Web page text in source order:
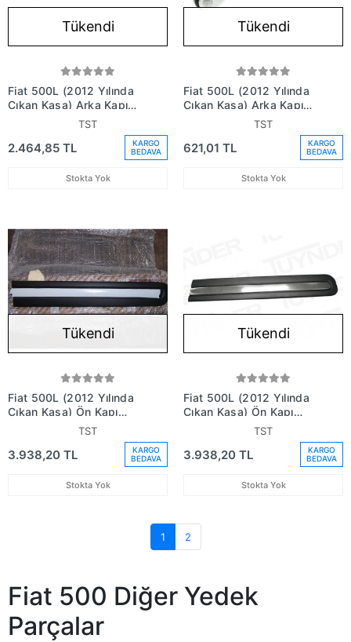
Tükendi
Fiat 500L (2012 Yılında
Çıkan Kasa) Arka Kapı
Bandı Sol (Oem No:
TST
2.464,85 TL
KARGO
BEDAVA
Stokta Yok
Tükendi
Fiat 500L (2012 Yılında
Çıkan Kasa) Arka Kapı
Gergisi (Oem No:
TST
621,01 TL
KARGO
BEDAVA
Stokta Yok
Tükendi
Fiat 500L (2012 Yılında
Çıkan Kasa) Ön Kapı
Bandı Nikelajlu Sağ (Oem
TST
3.938,20 TL
KARGO
BEDAVA
Stokta Yok
Tükendi
Fiat 500L (2012 Yılında
Çıkan Kasa) Ön Kapı
Bandı Nikelajlu Sol (Oem
TST
3.938,20 TL
KARGO
BEDAVA
Stokta Yok
1 2
Fiat 500 Diğer Yedek
Parçalar